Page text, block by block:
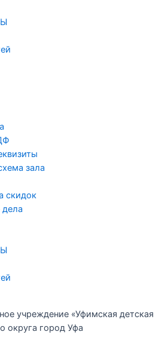
зала
скидок
учреждение «Уфимская детская
округа город Уфа